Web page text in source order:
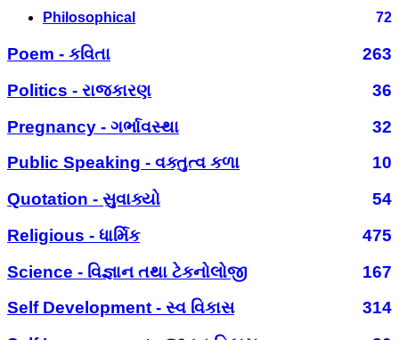
Philosophical 72
Poem - કવિતા
263
Politics - રાજકારણ
36
Pregnancy - ગર્ભાવસ્થા
32
Public Speaking - વક્તુત્વ કળા
10
Quotation - સુવાક્યો
54
Religious - ધાર્મિક
475
Science - વિજ્ઞાન તથા ટેકનોલોજી
167
Self Development - સ્વ વિકાસ
314